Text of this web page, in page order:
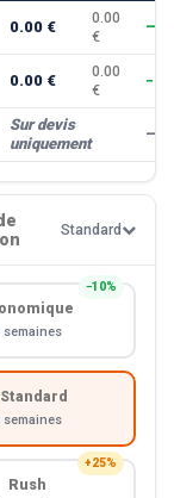
0.00 €
0.00
€
—
0.00 €
0.00
€
Sur devis
uniquement
—
Standard
−10%
semaines
Standard
semaines
+25%
Rush